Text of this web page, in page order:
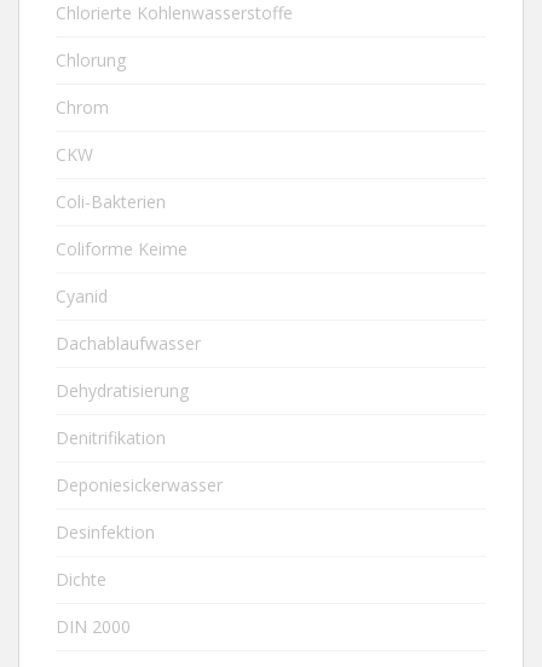
Chlorierte Kohlenwasserstoffe
Chlorung
Chrom
CKW
Coli-Bakterien
Coliforme Keime
Cyanid
Dachablaufwasser
Dehydratisierung
Denitrifikation
Deponiesickerwasser
Desinfektion
Dichte
DIN 2000